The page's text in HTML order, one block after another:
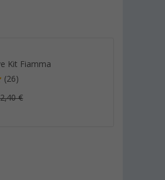
Kit Fiamma
(26)
€